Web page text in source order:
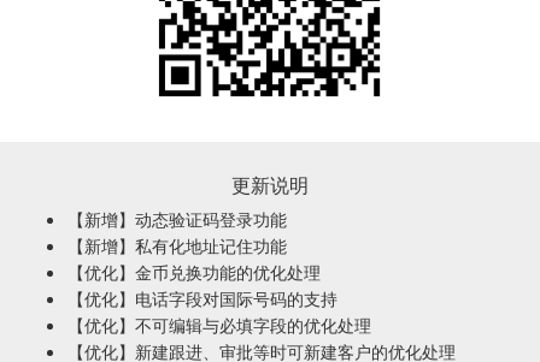
更新说明
【新增】动态验证码登录功能
【新增】私有化地址记住功能
【优化】金币兑换功能的优化处理
【优化】电话字段对国际号码的支持
【优化】不可编辑与必填字段的优化处理
【优化】新建跟进、审批等时可新建客户的优化处理